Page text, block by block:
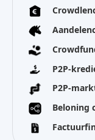
P2P-
P2P-
Beloning